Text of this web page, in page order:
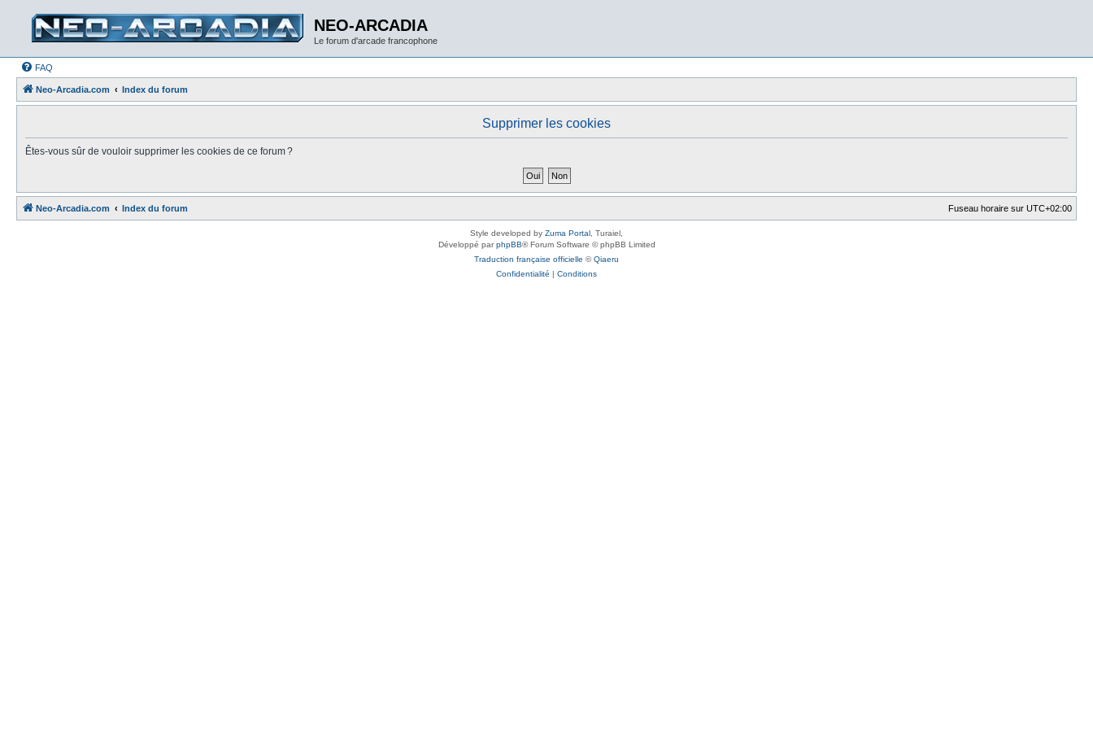
NEO-ARCADIA
Le forum d'arcade francophone
FAQ
Neo-Arcadia.com Index du forum
Supprimer les cookies
Êtes-vous sûr de vouloir supprimer les cookies de ce forum ?
Neo-Arcadia.com Index du forum Fuseau horaire sur UTC+02:00
Style developed by Zuma Portal , Turaiel,
Développé parphpBB® Forum Software © phpBB Limited
Traduction française officielle ©Qiaeru
Confidentialité | Conditions